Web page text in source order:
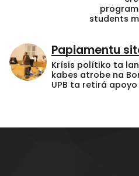
program
students
Papiamentu
Krísis polítiko ta
kabes atrobe na
UPB ta retirá apoyo